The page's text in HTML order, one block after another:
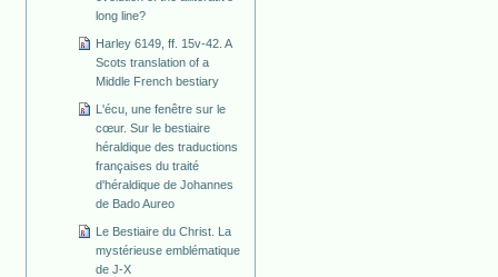
long line?
Harley 6149, ff. 15v-42. A
Scots translation of a
Middle French bestiary
L'écu, une fenêtre sur le
cœur. Sur le bestiaire
héraldique des traductions
françaises du traité
d'héraldique de Johannes
de Bado Aureo
Le Bestiaire du Christ. La
mystérieuse emblématique
de J-X